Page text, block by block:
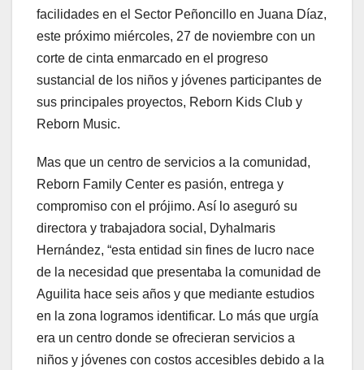
facilidades en el Sector Peñoncillo en Juana Díaz,
este próximo miércoles, 27 de noviembre con un
corte de cinta enmarcado en el progreso
sustancial de los niños y jóvenes participantes de
sus principales proyectos, Reborn Kids Club y
Reborn Music.
Mas que un centro de servicios a la comunidad,
Reborn Family Center es pasión, entrega y
compromiso con el prójimo. Así lo aseguró su
directora y trabajadora social, Dyhalmaris
Hernández, “esta entidad sin fines de lucro nace
de la necesidad que presentaba la comunidad de
Aguilita hace seis años y que mediante estudios
en la zona logramos identificar. Lo más que urgía
era un centro donde se ofrecieran servicios a
niños y jóvenes con costos accesibles debido a la